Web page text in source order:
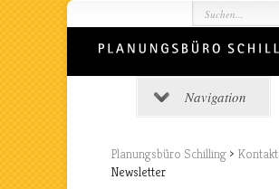
Navigation
Planungsbüro Schilling > Kontakt
Newsletter